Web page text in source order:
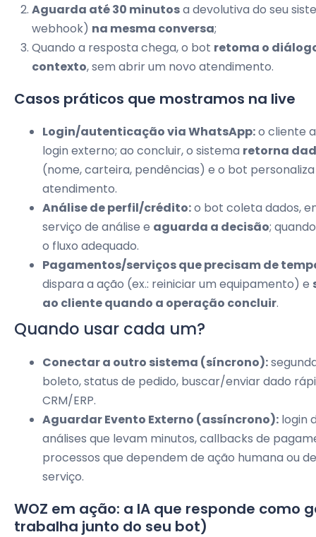
Aguarda até 30 minutosa devolutiva do seu
webhook) na mesma conversa;
Quando a resposta chega, o bot retoma o
contexto, sem abrir um novo atendimento.
Casos práticos que mostramos na live
Login/autenticação via WhatsApp:o cliente
login externo; ao concluir, o sistema retorna
(nome, carteira, pendências) e o bot
atendimento.
Análise de perfil/crédito:o bot coleta dados,
serviço de análise e aguarda a decisão;
o fluxo adequado.
Pagamentos/serviços que precisam de
dispara a ação (ex.: reiniciar um equipamento) e
ao cliente quando a operação concluir.
Quando usar cada um?
Conectar a outro sistema (síncrono):
boleto, status de pedido, buscar/enviar dado
CRM/ERP.
Aguardar Evento Externo (assíncrono): login
análises que levam minutos, callbacks de
processos que dependem de ação humana ou
serviço.
WOZ em ação: a IA que responde como
trabalha junto do seu bot)